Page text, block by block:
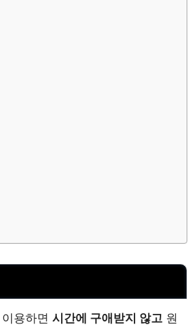
용하면 시간에 구애받지 않고 원